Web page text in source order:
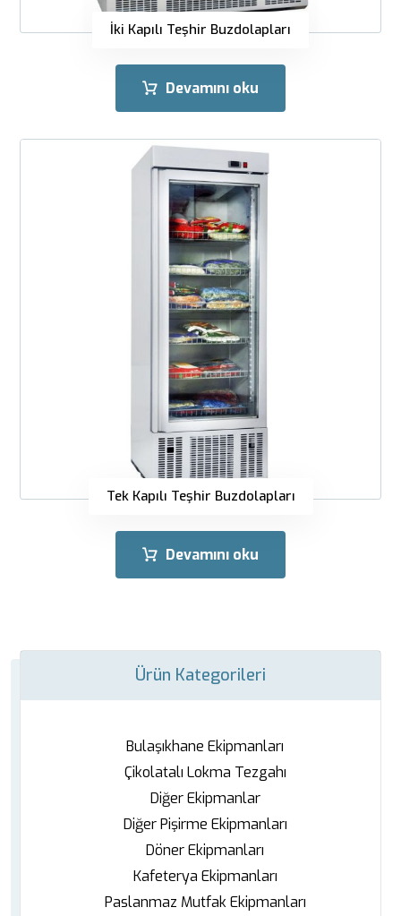
İki Kapılı Teşhir Buzdolapları
Devamını oku
Tek Kapılı Teşhir Buzdolapları
Devamını oku
Ürün Kategorileri
Bulaşıkhane Ekipmanları
Çikolatalı Lokma Tezgahı
Diğer Ekipmanlar
Diğer Pişirme Ekipmanları
Döner Ekipmanları
Kafeterya Ekipmanları
Paslanmaz Mutfak Ekipmanları